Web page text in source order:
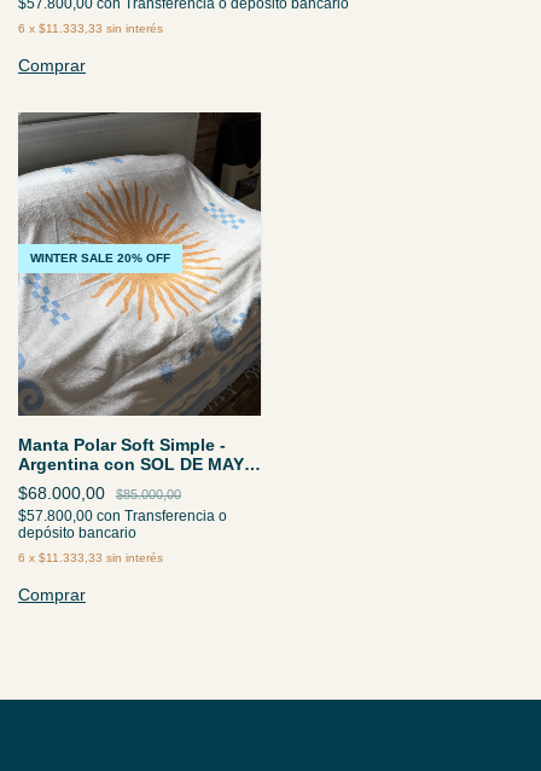
6 x $11.333,33 sin interés
Comprar
WINTER SALE 20% OFF
Manta Polar Soft Simple -
Argentina con SOL DE MAYO
- 1,40 m x 1,80 m
$68.000,00 $85.000,00
$57.800,00 con Transferencia o
depósito bancario
6 x $11.333,33 sin interés
Comprar